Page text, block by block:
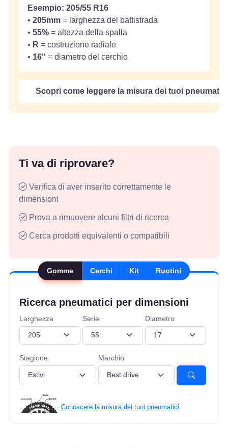
Esempio: 205/55 R16
• 205mm= larghezza del battistrada
• 55%= altezza della spalla
• R = costruzione radiale
• 16" = diametro del cerchio
Scopri come leggere la misura dei tuoi pneumatici
Ti va di riprovare?
Verifica di aver inserito correttamente le
dimensioni
Prova a rimuovere alcuni filtri di ricerca
Cerca prodotti equivalenti o compatibili
Gomme Cerchi Kit Ruotini
Ricerca pneumatici per dimensioni
Larghezza Serie Diametro
Stagione Marchio
Conoscere la misura dei tuoi pneumatici